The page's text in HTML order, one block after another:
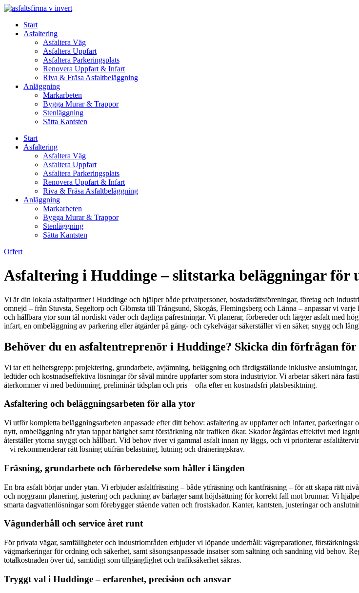
Skip
contentStart
Asfaltering
Asfaltera Väg
Asfaltera Uppfart
Asfaltera Parkeringsplats
Renovera Uppfart & Infart
Riva & Fräsa Asfaltbeläggning
Anläggning
Markarbeten
Bygga Murar & Trappor
Stenläggning
Sätta Kantsten
Start
Asfaltering
Asfaltera Väg
Asfaltera Uppfart
Asfaltera Parkeringsplats
Renovera Uppfart & Infart
Riva & Fräsa Asfaltbeläggning
Anläggning
Markarbeten
Bygga Murar & Trappor
Stenläggning
Sätta Kantsten
Offert
Asfaltering i Huddinge – slitstarka beläggningar
Vi är din lokala asfaltpartner i Huddinge och hjälper både privatpersoner, bostadsrättsföreningar, företag och
omnejd – från Stuvsta, Segeltorp och Glömsta till Trångsund, Skogås, Flemingsberg och Länna – anpassar vi
och hållbara ytor som tål nordiskt väder och dagliga påfrestningar. Vi planerar, förbereder och lägger asfalt med
infart, en ombeläggning av parkering eller åtgärder på gång- och cykelvägar säkerställer vi en säker, snygg och
Behöver du en asfaltentreprenör i Huddinge? Skicka din förfrågan
Vi tar ett helhetsgrepp: projektering, grundarbete, avjämning, beläggning och färdigställande inklusive
ledtider och kostnadseffektiva lösningar för såväl mindre uppfarter som stora industriytor. Vi arbetar säkert nära
återkommer vi med bedömning, preliminär tidsplan och pris – ofta efter en kostnadsfri platsbesiktning.
Asfaltering och beläggningsarbeten för alla ytor
Vi utför kompletta beläggningsarbeten anpassade efter ditt behov: asfaltering av uppfarter och infarter,
nytt, ombeläggning när ytan tappat bärighet samt förstärkning när trafiken ökar. Skador åtgärdas effektivt med
återställer ytorna snyggt och hållbart. Vid behov river vi gammal asfalt innan ny läggs, och vi prioriterar
– vi rekommenderar rätt lösning utifrån belastning, lutning och dräneringskrav.
Fräsning, grundarbete och förberedelse som håller i längden
En bra asfalt börjar under ytan. Vi erbjuder asfaltfräsning – både ytfräsning och kantfräsning – för att skapa rätt
och noggrann planering, justering och packning av bärlager samt höjdsättning för korrekt fall mot brunnar. Vi
smarta dagvattenlösningar som förebygger stående vatten och frostskador. Kanter, kantsten, justeringar och
Vägunderhåll och service året runt
För privata vägar, samfälligheter och industriområden erbjuder vi löpande underhåll: vägreparationer,
vägmarkeringar för ordning och säkerhet, samt säsongsanpassade insatser som saltning och sandning vid behov.
totalkostnaden över tid, samtidigt som tillgänglighet och trafiksäkerhet säkras.
Tryggt val i Huddinge – erfarenhet, precision och ansvar